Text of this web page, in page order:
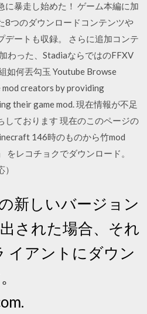
に暴走し始めた！ ゲーム本編に加
8つのダウンロードコンテンツや
デートも収録。 さらに追加コンテ
わった、StadiaならではのFFXV
如何丟勾玉 Youtube Browse
creators by providing
their game mod. 現在情報が不足
しております 現在のこのページの
146時のものから竹mod
レコチョクでダウンロード。
新しいバージョン
された場合、それ
イアントにダウン